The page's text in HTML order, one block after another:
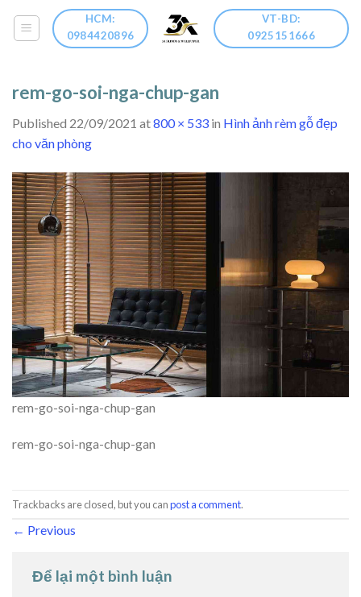
HCM:
0984420896
VT-BD:
0925151666
rem-go-soi-nga-chup-gan
Published 22/09/2021 at800 × 533 in Hình ảnh rèm gỗ đẹp
cho văn phòng
rem-go-soi-nga-chup-gan
rem-go-soi-nga-chup-gan
Trackbacks are closed, but you canpost a comment.
← Previous
Để lại một bình luận